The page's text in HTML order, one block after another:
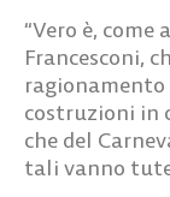
“Vero è,
Francesconi,
ragionamento
costruzioni in
che del
tali vanno